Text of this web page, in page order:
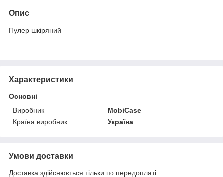
Опис
Пулер шкіряний
Характеристики
Основні
Виробник
MobiCase
Країна виробник
Україна
Умови доставки
Доставка здійснюється тільки по передоплаті.